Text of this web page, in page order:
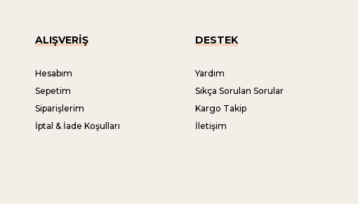
ALIŞVERİŞ
Hesabım
Sepetim
Siparişlerim
İptal & İade Koşulları
DESTEK
Yardım
Sıkça Sorulan Sorular
Kargo Takip
İletişim